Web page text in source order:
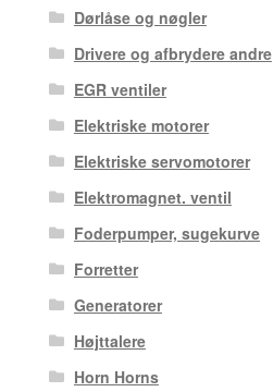
Dørlåse og nøgler
Drivere og afbrydere andre
EGR ventiler
Elektriske motorer
Elektriske servomotorer
Elektromagnet. ventil
Foderpumper, sugekurve
Forretter
Generatorer
Højttalere
Horn Horns